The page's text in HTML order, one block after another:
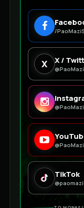
/
X X /
TikTok